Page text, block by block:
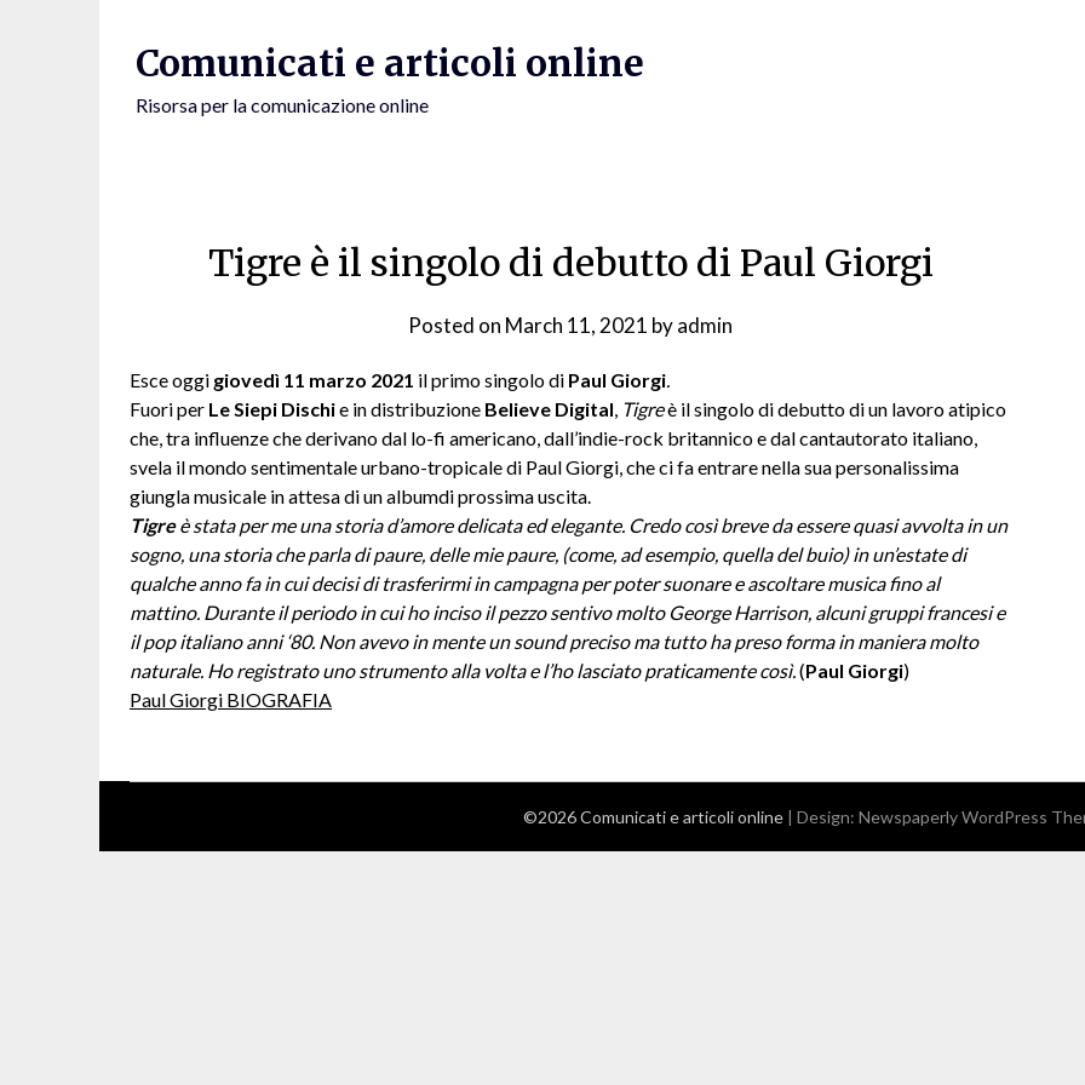
Comunicati e articoli online
Risorsa per la comunicazione online
Tigre è il singolo di debutto di Paul Giorgi
Posted on March 11, 2021 byadmin
Esce oggi giovedì 11 marzo 2021 il primo singolo di Paul Giorgi.
Fuori per Le Siepi Dischie in distribuzione Believe Digital, Tigreè il singolo di debutto di un lavoro atipico
che, tra influenze che derivano dal lo-fi americano, dall’indie-rock britannico e dal cantautorato italiano,
svela il mondo sentimentale urbano-tropicale di Paul Giorgi, che ci fa entrare nella sua personalissima
giungla musicale in attesa di un albumdi prossima uscita.
Tigreè stata per me una storia d’amore delicata ed elegante. Credo così breve da essere quasi avvolta in un
sogno, una storia che parla di paure, delle mie paure, (come, ad esempio, quella del buio) in un’estate di
qualche anno fa in cui decisi di trasferirmi in campagna per poter suonare e ascoltare musica fino al
mattino. Durante il periodo in cui ho inciso il pezzo sentivo molto George Harrison, alcuni gruppi francesi e
il pop italiano anni ‘80. Non avevo in mente un sound preciso ma tutto ha preso forma in maniera molto
naturale. Ho registrato uno strumento alla volta e l’ho lasciato praticamente così.(Paul Giorgi)
Paul Giorgi BIOGRAFIA
©2026 Comunicati e articoli online | Design: Newspaperly WordPress